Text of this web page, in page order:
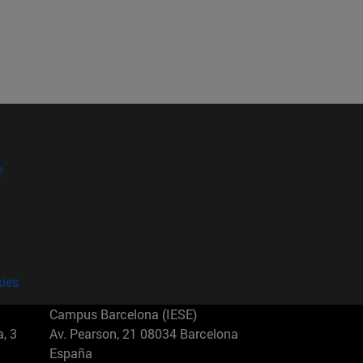
3
Campus Barcelona (IESE)
Av. Pearson, 21 08034 Barcelona
España